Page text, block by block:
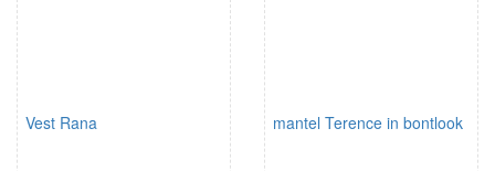
Vest Rana mantel Terence in bontlook